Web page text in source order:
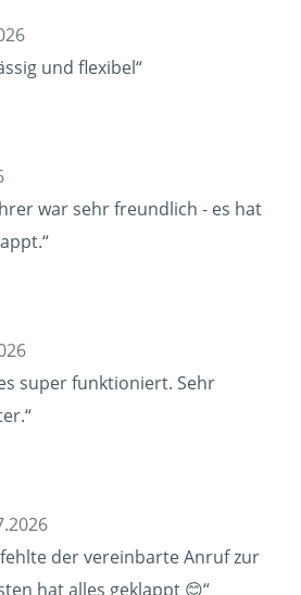
und flexibel“
war sehr freundlich - es hat
super funktioniert. Sehr
der vereinbarte Anruf zur
hat alles geklappt 😊“